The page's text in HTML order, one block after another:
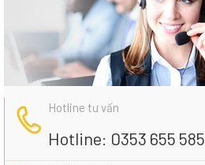
Hotline tư vấn
Hotline: 0353 655 585